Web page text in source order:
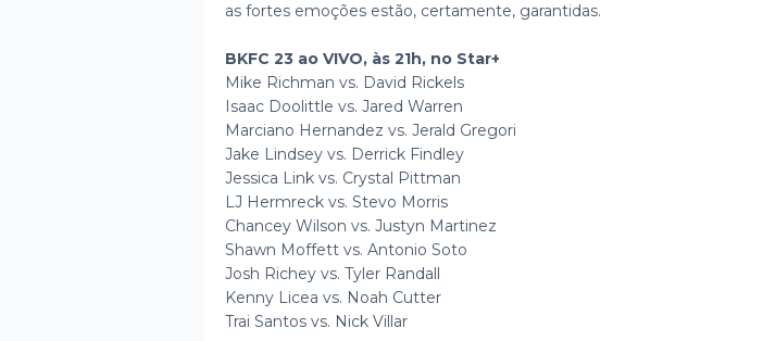
as fortes emoções estão, certamente, garantidas.
BKFC 23 ao VIVO, às 21h, no Star+
Mike Richman vs. David Rickels
Isaac Doolittle vs. Jared Warren
Marciano Hernandez vs. Jerald Gregori
Jake Lindsey vs. Derrick Findley
Jessica Link vs. Crystal Pittman
LJ Hermreck vs. Stevo Morris
Chancey Wilson vs. Justyn Martinez
Shawn Moffett vs. Antonio Soto
Josh Richey vs. Tyler Randall
Kenny Licea vs. Noah Cutter
Trai Santos vs. Nick Villar